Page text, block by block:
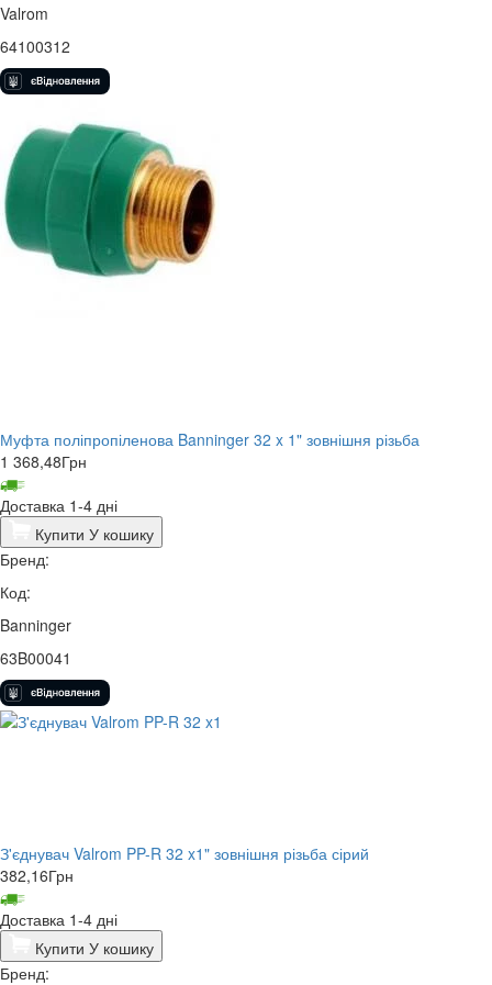
Valrom
64100312
Муфта поліпропіленова Banninger 32 x 1" зовнішня різьба
1 368,48Грн
Доставка 1-4 дні
Купити У кошику
Бренд:
Код:
Banninger
63B00041
З'єднувач Valrom PP-R 32 x1" зовнішня різьба сірий
382,16Грн
Доставка 1-4 дні
Купити У кошику
Бренд: